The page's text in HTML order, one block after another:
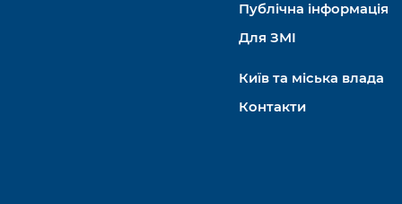
Публічна інформація
Для ЗМІ
Київ та міська влада
Контакти